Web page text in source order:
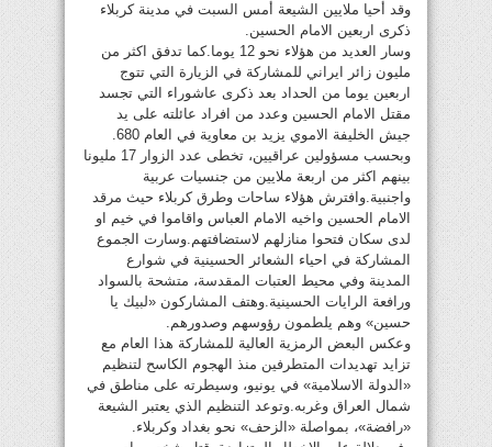
وقد أحيا ملايين الشيعة أمس السبت في مدينة كربلاء
ذكرى اربعين الامام الحسين.
وسار العديد من هؤلاء نحو 12 يوما.كما تدفق اكثر من
مليون زائر ايراني للمشاركة في الزيارة التي تتوج
اربعين يوما من الحداد بعد ذكرى عاشوراء التي تجسد
مقتل الامام الحسين وعدد من افراد عائلته على يد
جيش الخليفة الاموي يزيد بن معاوية في العام 680.
وبحسب مسؤولين عراقيين، تخطى عدد الزوار 17 مليونا
بينهم اكثر من اربعة ملايين من جنسيات عربية
واجنبية.وافترش هؤلاء ساحات وطرق كربلاء حيث مرقد
الامام الحسين واخيه الامام العباس واقاموا في خيم او
لدى سكان فتحوا منازلهم لاستضافتهم.وسارت الجموع
المشاركة في احياء الشعائر الحسينية في شوارع
المدينة وفي محيط العتبات المقدسة، متشحة بالسواد
ورافعة الرايات الحسينية.وهتف المشاركون «لبيك يا
حسين» وهم يلطمون رؤوسهم وصدورهم.
وعكس البعض الرمزية العالية للمشاركة هذا العام مع
تزايد تهديدات المتطرفين منذ الهجوم الكاسح لتنظيم
«الدولة الاسلامية» في يونيو، وسيطرته على مناطق في
شمال العراق وغربه.وتوعد التنظيم الذي يعتبر الشيعة
«رافضة»، بمواصلة «الزحف» نحو بغداد وكربلاء.